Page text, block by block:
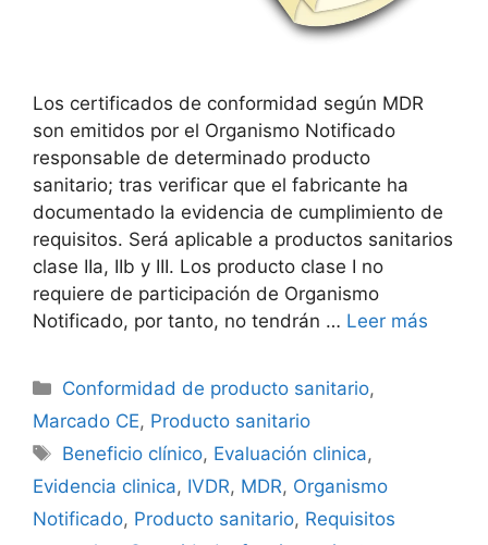
Los certificados de conformidad según MDR
son emitidos por el Organismo Notificado
responsable de determinado producto
sanitario; tras verificar que el fabricante ha
documentado la evidencia de cumplimiento de
requisitos. Será aplicable a productos sanitarios
clase IIa, IIb y III. Los producto clase I no
requiere de participación de Organismo
Notificado, por tanto, no tendrán … Leer más
Conformidad de producto sanitario,
Marcado CE, Producto sanitario
Beneficio clínico, Evaluación clinica,
Evidencia clinica, IVDR, MDR, Organismo
Notificado, Producto sanitario, Requisitos